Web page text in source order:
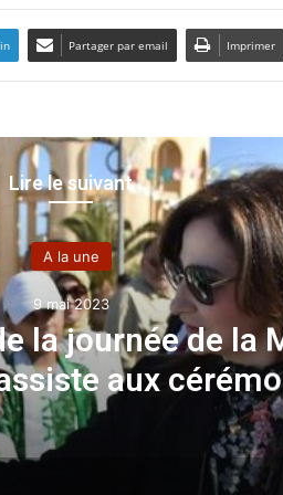
Partager par email Imprimer
Lire le suivant
A la une
9 mai 2023
la journée de la
aux